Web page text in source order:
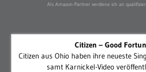
Als Amazon-Partner verdiene ich an
Citizen – Good
Citizen aus Ohio haben ihre neueste
samt Karnickel-Video